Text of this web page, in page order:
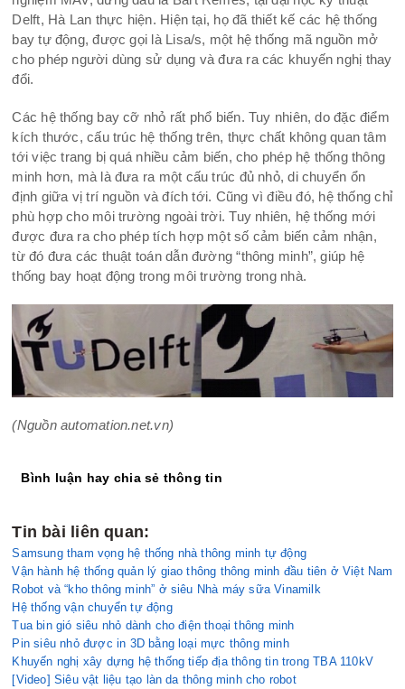
Delft, Hà Lan thực hiện. Hiện tại, họ đã thiết kế các hệ thống
bay tự động, được gọi là Lisa/s, một hệ thống mã nguồn mở
cho phép người dùng sử dụng và đưa ra các khuyến nghị thay
đổi.
Các hệ thống bay cỡ nhỏ rất phổ biến. Tuy nhiên, do đặc điểm
kích thước, cấu trúc hệ thống trên, thực chất không quan tâm
tới việc trang bị quá nhiều cảm biến, cho phép hệ thống thông
minh hơn, mà là đưa ra một cấu trúc đủ nhỏ, di chuyển ổn
định giữa vị trí nguồn và đích tới. Cũng vì điều đó, hệ thống chỉ
phù hợp cho môi trường ngoài trời. Tuy nhiên, hệ thống mới
được đưa ra cho phép tích hợp một số cảm biến cảm nhận,
từ đó đưa các thuật toán dẫn đường “thông minh”, giúp hệ
thống bay hoạt động trong môi trường trong nhà.
(Nguồn automation.net.vn)
Bình luận hay chia sẻ thông tin
Tin bài liên quan:
Samsung tham vọng hệ thống nhà thông minh tự động
Vận hành hệ thống quản lý giao thông thông minh đầu tiên ở Việt Nam
Robot và “kho thông minh” ở siêu Nhà máy sữa Vinamilk
Hệ thống vận chuyển tự động
Tua bin gió siêu nhỏ dành cho điện thoại thông minh
Pin siêu nhỏ được in 3D bằng loại mực thông minh
Khuyến nghị xây dựng hệ thống tiếp địa thông tin trong TBA 110kV
[Video] Siêu vật liệu tạo làn da thông minh cho robot